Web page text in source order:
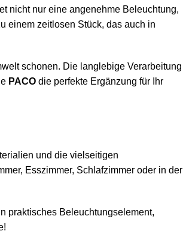
nicht nur eine angenehme Beleuchtung,
einem zeitlosen Stück, das auch in
schonen. Die langlebige Verarbeitung
PACO die perfekte Ergänzung für Ihr
und die vielseitigen
Esszimmer, Schlafzimmer oder in der
praktisches Beleuchtungselement,